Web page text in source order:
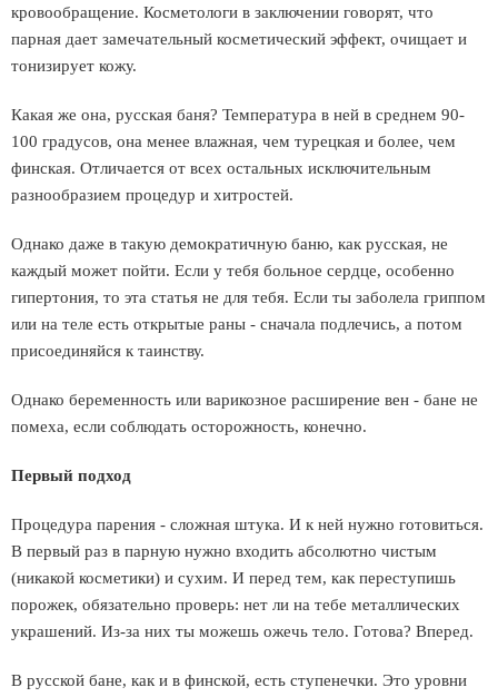
кровообращение. Косметологи в заключении говорят, что
парная дает замечательный косметический эффект, очищает и
тонизирует кожу.
Какая же она, русская баня? Температура в ней в среднем 90-
100 градусов, она менее влажная, чем турецкая и более, чем
финская. Отличается от всех остальных исключительным
разнообразием процедур и хитростей.
Однако даже в такую демократичную баню, как русская, не
каждый может пойти. Если у тебя больное сердце, особенно
гипертония, то эта статья не для тебя. Если ты заболела гриппом
или на теле есть открытые раны - сначала подлечись, а потом
присоединяйся к таинству.
Однако беременность или варикозное расширение вен - бане не
помеха, если соблюдать осторожность, конечно.
Первый подход
Процедура парения - сложная штука. И к ней нужно готовиться.
В первый раз в парную нужно входить абсолютно чистым
(никакой косметики) и сухим. И перед тем, как переступишь
порожек, обязательно проверь: нет ли на тебе металлических
украшений. Из-за них ты можешь ожечь тело. Готова? Вперед.
В русской бане, как и в финской, есть ступенечки. Это уровни